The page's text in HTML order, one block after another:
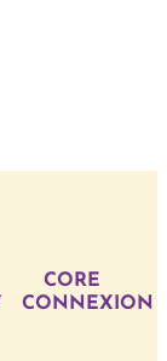
CORE
CONNEXION